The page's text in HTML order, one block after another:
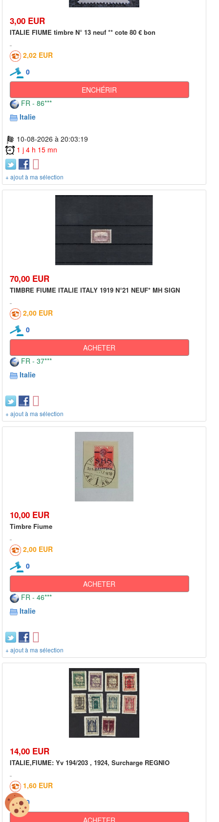
3,00 EUR
ITALIE FIUME timbre N° 13 neuf ** cote 80 € bon
2,02 EUR
0
ENCHÉRIR
FR - 86***
Italie
10-08-2026 à 20:03:19
1 j 4 h 15 mn
+ ajout à ma sélection
70,00 EUR
TIMBRE FIUME ITALIE ITALY 1919 N°21 NEUF* MH SIGN
2,00 EUR
0
ACHETER
FR - 37***
Italie
+ ajout à ma sélection
10,00 EUR
Timbre Fiume
2,00 EUR
0
ACHETER
FR - 46***
Italie
+ ajout à ma sélection
14,00 EUR
ITALIE,FIUME: Yv 194/203 , 1924, Surcharge REGNIO
1,60 EUR
0